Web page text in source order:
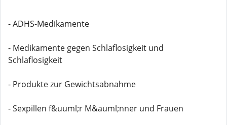
- ADHS-Medikamente
- Medikamente gegen Schlaflosigkeit und
Schlaflosigkeit
- Produkte zur Gewichtsabnahme
- Sexpillen f&uuml;r M&auml;nner und Frauen